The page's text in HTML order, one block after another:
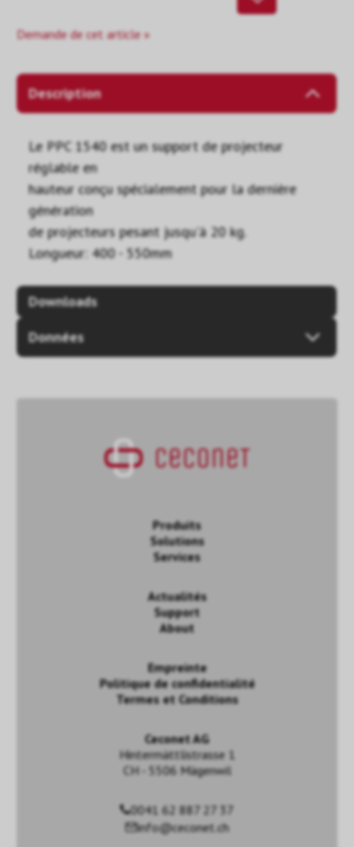
Demande de cet article »
Description
Le PPC 1540 est un support de projecteur
réglable en
hauteur conçu spécialement pour la dernière
génération
de projecteurs pesant jusqu'à 20 kg.
Longueur: 400 - 550mm
Downloads
Données
Produits
Solutions
Services
Actualités
Support
About
Empreinte
Politique de confidentialité
Termes et Conditions
Ceconet AG
Hintermättlistrasse 1
CH - 5506 Mägenwil
0041 62 887 27 37
info@ceconet.ch